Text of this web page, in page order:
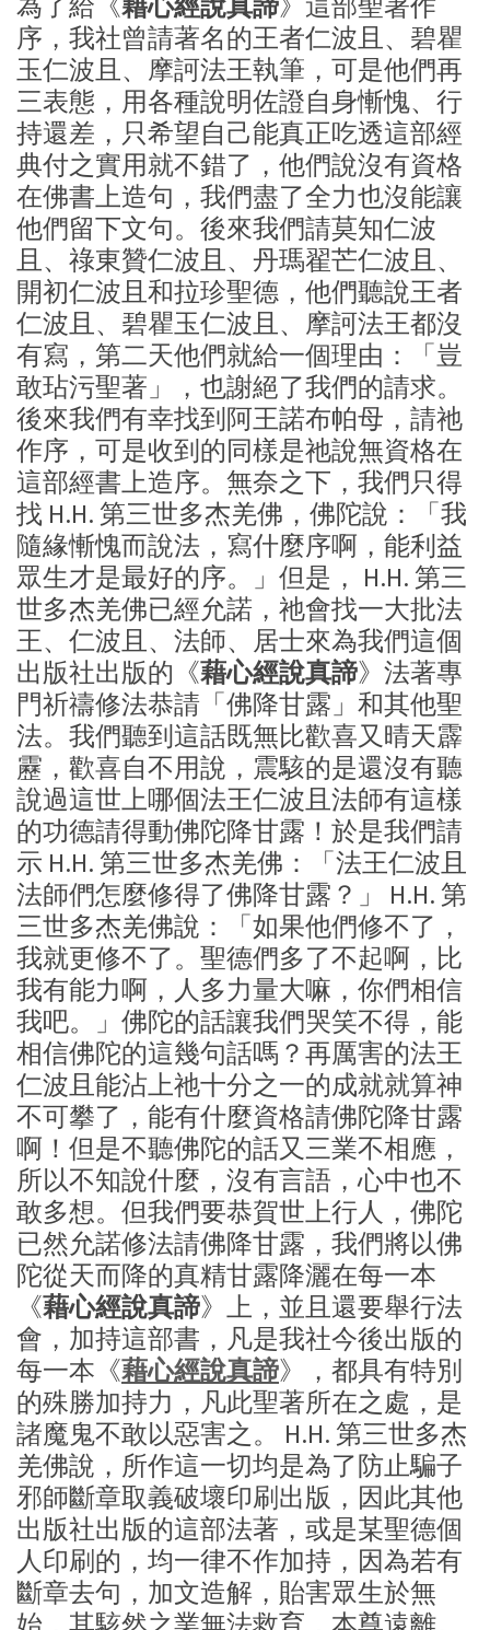
序，我社曾請著名的王者仁波且、碧瞿
玉仁波且、摩訶法王執筆，可是他們再
三表態，用各種說明佐證自身慚愧、行
持還差，只希望自己能真正吃透這部經
典付之實用就不錯了，他們說沒有資格
在佛書上造句，我們盡了全力也沒能讓
他們留下文句。後來我們請莫知仁波
且、祿東贊仁波且、丹瑪翟芒仁波且、
開初仁波且和拉珍聖德，他們聽說王者
仁波且、碧瞿玉仁波且、摩訶法王都沒
有寫，第二天他們就給一個理由：「豈
敢玷污聖著」，也謝絕了我們的請求。
後來我們有幸找到阿王諾布帕母，請祂
作序，可是收到的同樣是祂說無資格在
這部經書上造序。無奈之下，我們只得
找 H.H. 第三世多杰羌佛，佛陀說：「我
隨緣慚愧而說法，寫什麼序啊，能利益
眾生才是最好的序。」但是， H.H. 第三
世多杰羌佛已經允諾，祂會找一大批法
王、仁波且、法師、居士來為我們這個
出版社出版的《藉心經說真諦》法著專
門祈禱修法恭請「佛降甘露」和其他聖
法。我們聽到這話既無比歡喜又晴天霹
靂，歡喜自不用說，震駭的是還沒有聽
說過這世上哪個法王仁波且法師有這樣
的功德請得動佛陀降甘露！於是我們請
示 H.H. 第三世多杰羌佛：「法王仁波且
法師們怎麼修得了佛降甘露？」 H.H. 第
三世多杰羌佛說：「如果他們修不了，
我就更修不了。聖德們多了不起啊，比
我有能力啊，人多力量大嘛，你們相信
我吧。」佛陀的話讓我們哭笑不得，能
相信佛陀的這幾句話嗎？再厲害的法王
仁波且能沾上祂十分之一的成就就算神
不可攀了，能有什麼資格請佛陀降甘露
啊！但是不聽佛陀的話又三業不相應，
所以不知說什麼，沒有言語，心中也不
敢多想。但我們要恭賀世上行人，佛陀
已然允諾修法請佛降甘露，我們將以佛
陀從天而降的真精甘露降灑在每一本
《藉心經說真諦》上，並且還要舉行法
會，加持這部書，凡是我社今後出版的
每一本《藉心經說真諦》，都具有特別
的殊勝加持力，凡此聖著所在之處，是
諸魔鬼不敢以惡害之。 H.H. 第三世多杰
羌佛說，所作這一切均是為了防止騙子
邪師斷章取義破壞印刷出版，因此其他
出版社出版的這部法著，或是某聖德個
人印刷的，均一律不作加持，因為若有
斷章去句，加文造解，貽害眾生於無